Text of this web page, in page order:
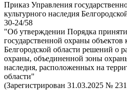
Приказ Управления
культурного наследия
30-24/58
"Об утверждении Порядка
государственной охраны объектов
Белгородской области решений о
охраны, объединенной зоны
наследия, расположенных на
области"
(Зарегистрирован 31.03.2025 №